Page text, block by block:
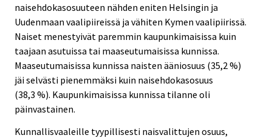
naisehdokasosuuteen nähden eniten Helsingin ja
Uudenmaan vaalipiireissä ja vähiten Kymen vaalipiirissä.
Naiset menestyivät paremmin kaupunkimaisissa kuin
taajaan asutuissa tai maaseutumaisissa kunnissa.
Maaseutumaisissa kunnissa naisten ääniosuus (35,2 %)
jäi selvästi pienemmäksi kuin naisehdokasosuus
(38,3 %). Kaupunkimaisissa kunnissa tilanne oli
päinvastainen.
Kunnallisvaaleille tyypillisesti naisvalittujen osuus,